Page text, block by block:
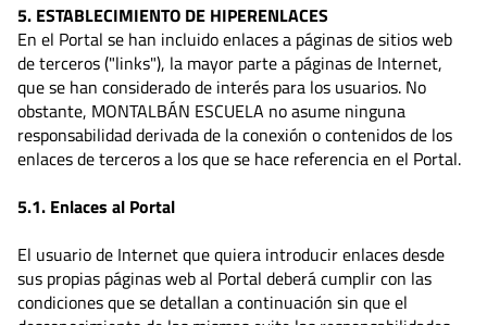
5. ESTABLECIMIENTO DE HIPERENLACES
En el Portal se han incluido enlaces a páginas de sitios web
de terceros ("links"), la mayor parte a páginas de Internet,
que se han considerado de interés para los usuarios. No
obstante, MONTALBÁN ESCUELA no asume ninguna
responsabilidad derivada de la conexión o contenidos de los
enlaces de terceros a los que se hace referencia en el Portal.
5.1. Enlaces al Portal
El usuario de Internet que quiera introducir enlaces desde
sus propias páginas web al Portal deberá cumplir con las
condiciones que se detallan a continuación sin que el